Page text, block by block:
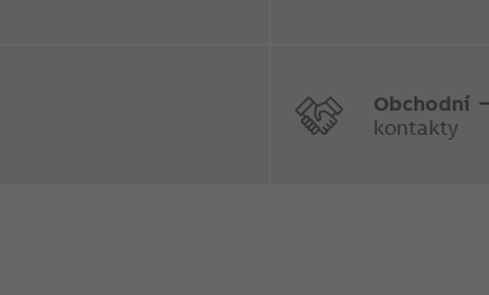
Obchodní
kontakty